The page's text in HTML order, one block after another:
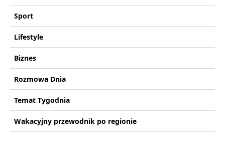
Sport
Lifestyle
Biznes
Rozmowa Dnia
Temat Tygodnia
Wakacyjny przewodnik po regionie